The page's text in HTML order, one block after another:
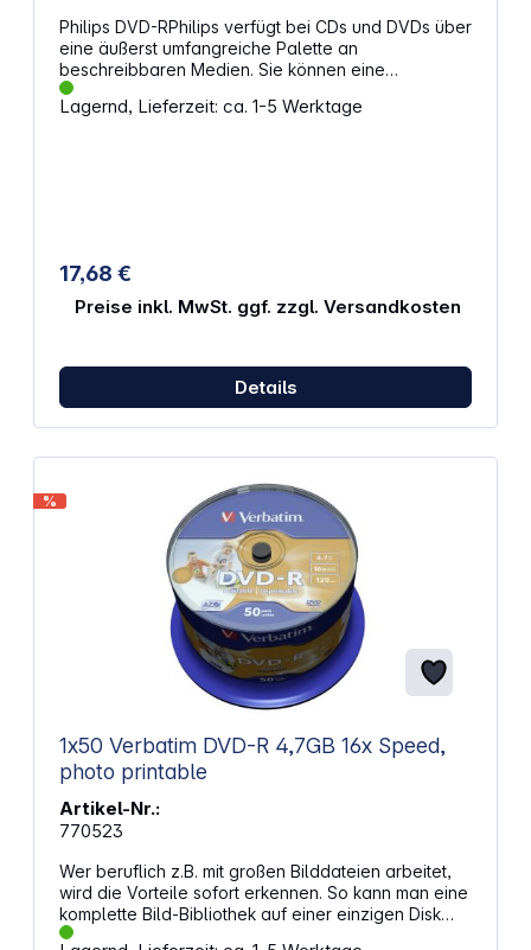
Philips DVD-RPhilips verfügt bei CDs und DVDs über
eine äußerst umfangreiche Palette an
beschreibbaren Medien. Sie können eine
vollständige DVD in nur 5 Minuten brennen
Optimale Lösung für die Datensicherung oder
Lagernd, Lieferzeit: ca. 1-5 Werktage
17,68 €
Preise inkl. MwSt. ggf. zzgl. Versandkosten
Details
%
1x50 Verbatim DVD-R 4,7GB 16x Speed,
photo printable
Artikel-Nr.:
770523
Wer beruflich z.B. mit großen Bilddateien arbeitet,
wird die Vorteile sofort erkennen. So kann man eine
komplette Bild-Bibliothek auf einer einzigen Disk
speichern, und es ist kein Problem mehr,